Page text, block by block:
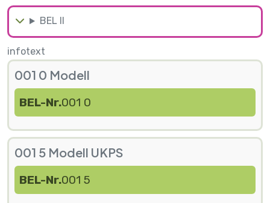
BEL II
infotext
001 0 Modell
BEL-Nr.001 0
001 5 Modell UKPS
BEL-Nr.001 5